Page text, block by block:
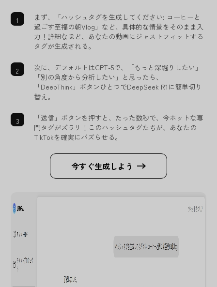
まず、「ハッシュタグを生成してください: コーヒーと
過ごす至福の朝Vlog」など、具体的な情景をそのまま入
力！詳細なほど、あなたの動画にジャストフィットする
タグが生成される。
次に、デフォルトはGPT-5で、「もっと深堀りしたい」
「別の角度から分析したい」と思ったら、
「DeepThink」ボタンひとつでDeepSeek R1に簡単切り
替え。
「送信」ボタンを押すと、たった数秒で、今ホットな専
門タグがズラリ！このハッシュタグたちが、あなたの
TikTokを確実にバズらせる。
今すぐ生成しよう